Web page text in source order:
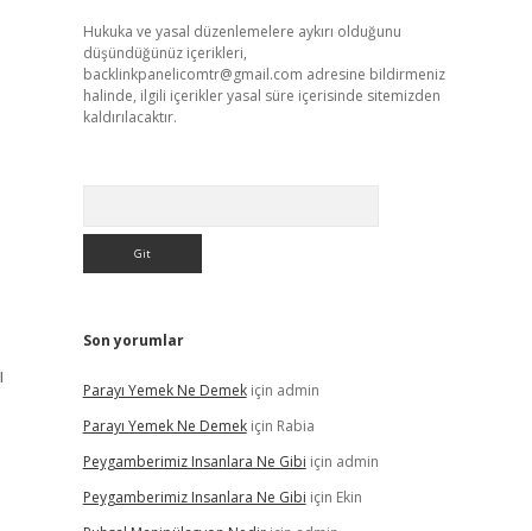
Hukuka ve yasal düzenlemelere aykırı olduğunu
düşündüğünüz içerikleri,
backlinkpanelicomtr@gmail.com adresine bildirmeniz
halinde, ilgili içerikler yasal süre içerisinde sitemizden
kaldırılacaktır.
Son yorumlar
Parayı Yemek Ne Demekiçin admin
Parayı Yemek Ne Demekiçin Rabia
Peygamberimiz Insanlara Ne Gibi için admin
Peygamberimiz Insanlara Ne Gibi için Ekin